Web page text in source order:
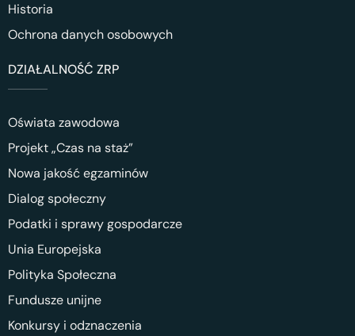
Historia
Ochrona danych osobowych
DZIAŁALNOŚĆ ZRP
Oświata zawodowa
Projekt „Czas na staż”
Nowa jakość egzaminów
Dialog społeczny
Podatki i sprawy gospodarcze
Unia Europejska
Polityka Społeczna
Fundusze unijne
Konkursy i odznaczenia